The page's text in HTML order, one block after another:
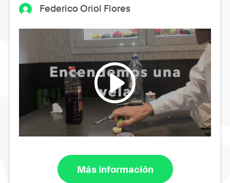
Federico Oriol Flores
Más información